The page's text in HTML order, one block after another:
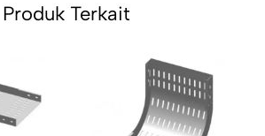
Produk Terkait